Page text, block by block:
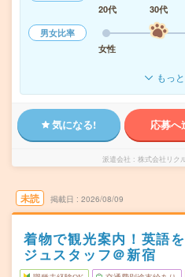
20代
30代
男女比率
女性
もっ
気になる! 応募へ
派遣会社 株式会社リク
未読 掲載日 2026/08/09
着物で観光案内！英語
ジュスタッフ＠新宿